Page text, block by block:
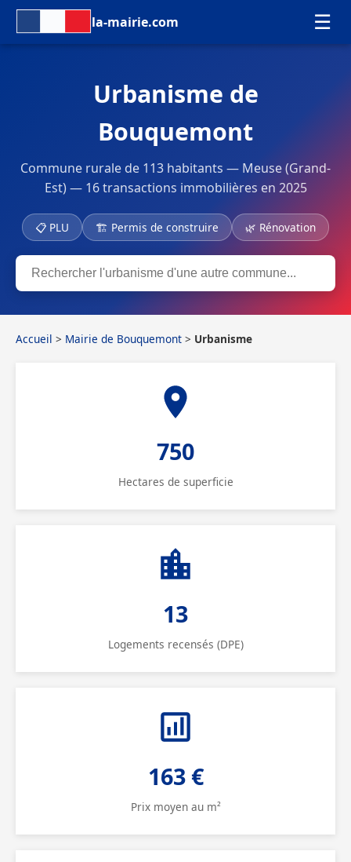
la-mairie.com ☰
Urbanisme de
Bouquemont
Commune rurale de 113 habitants — Meuse (Grand-
Est) — 16 transactions immobilières en 2025
📋 PLU 🏗 Permis de construire 🌿 Rénovation
Accueil > Mairie de Bouquemont > Urbanisme
750
Hectares de superficie
13
Logements recensés (DPE)
163 €
Prix moyen au m²